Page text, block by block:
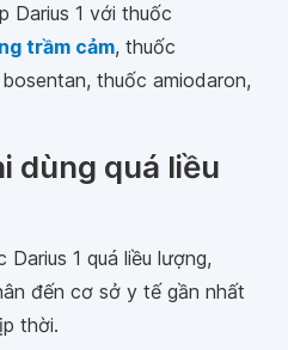
Darius 1 với thuốc
trầm cảm, thuốc
thuốc amiodaron,
dùng quá liều
1 quá liều lượng,
đến cơ sở y tế gần nhất
thời.